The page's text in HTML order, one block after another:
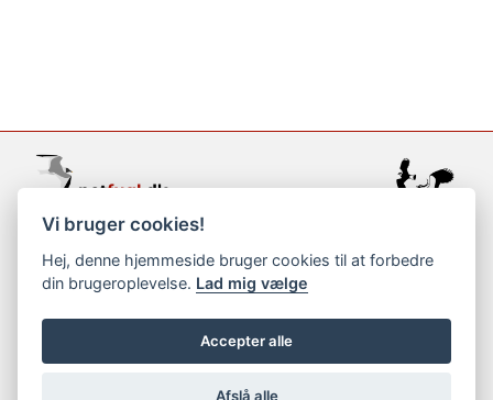
support@netfugl.dk
copyright © 2002-2023
Vi bruger cookies!
Hej, denne hjemmeside bruger cookies til at forbedre
din brugeroplevelse. Lad mig vælge
Accepter alle
Afslå alle